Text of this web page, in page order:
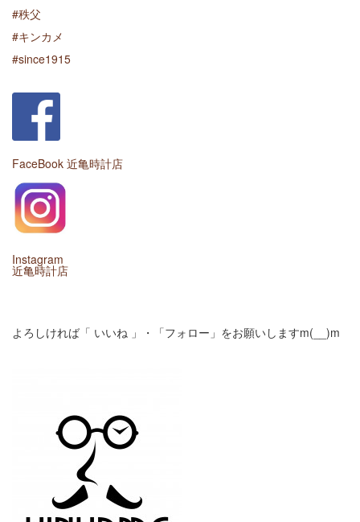
#秩父
#キンカメ
#since1915
FaceBook 近亀時計店
Instagram
近亀時計店
よろしければ「 いいね 」・「フォロー」をお願いしますm(__)m